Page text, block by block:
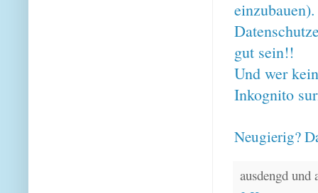
gut sein!!
Und wer
Inkognito
Neugierig?
ausdengd